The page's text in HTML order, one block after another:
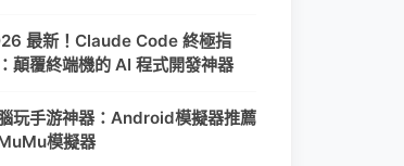
最新！Claude Code 終極指
顛覆終端機的 AI 程式開發神器
玩手游神器：Android模擬器推薦
MuMu模擬器